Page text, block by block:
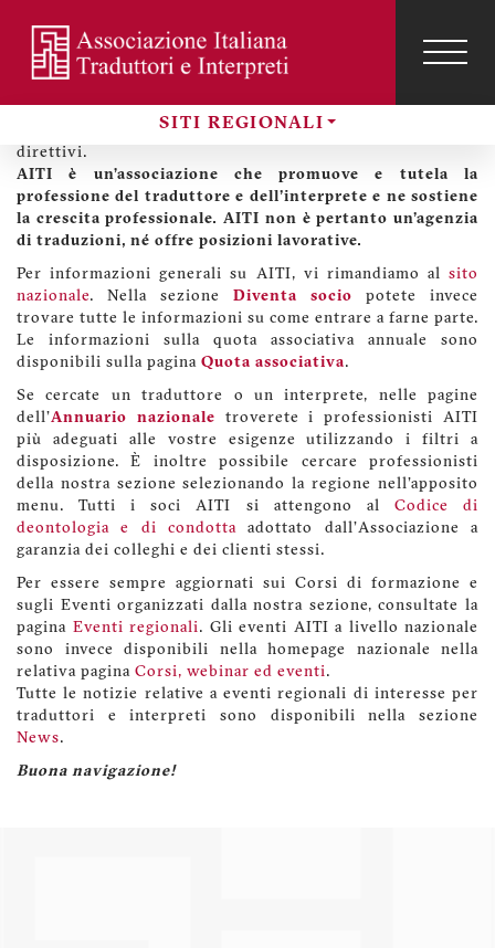
contenuto
principale
Sezioni
SITI REGIONALI
profilo
utente
Benvenuti sul sito di AITI Liguria
Sul nostro sito regionale potete trovare informazioni sulla
sezione Liguria di AITI, sulle sue attività e i suoi organi
direttivi.
AITI è un’associazione che promuove e tutela la
professione del traduttore e dell'interprete e ne sostiene
la crescita professionale. AITI non è pertanto un'agenzia
di traduzioni, né offre posizioni lavorative.
Per informazioni generali su AITI, vi rimandiamo al sito
nazionale. Nella sezione Diventa socio potete invece
trovare tutte le informazioni su come entrare a farne parte.
Le informazioni sulla quota associativa annuale sono
disponibili sulla pagina Quota associativa.
Se cercate un traduttore o un interprete, nelle pagine
dell'Annuario nazionale troverete i professionisti AITI
più adeguati alle vostre esigenze utilizzando i filtri a
disposizione. È inoltre possibile cercare professionisti
della nostra sezione selezionando la regione nell'apposito
menu. Tutti i soci AITI si attengono al Codice di
deontologia e di condotta adottato dall'Associazione a
garanzia dei colleghi e dei clienti stessi.
Per essere sempre aggiornati sui Corsi di formazione e
sugli Eventi organizzati dalla nostra sezione, consultate la
pagina Eventi regionali. Gli eventi AITI a livello nazionale
sono invece disponibili nella homepage nazionale nella
relativa pagina Corsi, webinar ed eventi.
Tutte le notizie relative a eventi regionali di interesse per
traduttori e interpreti sono disponibili nella sezione
News.
Buona navigazione!